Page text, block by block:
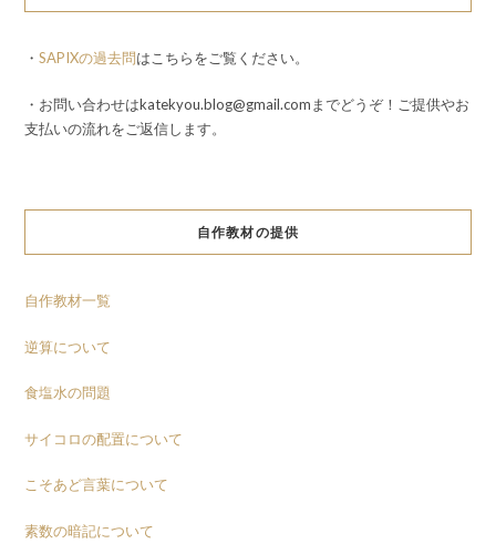
・ SAPIXの過去問はこちらをご覧ください。
・お問い合わせはkatekyou.blog@gmail.comまでどうぞ！ご提供やお
支払いの流れをご返信します。
自作教材の提供
自作教材一覧
逆算について
食塩水の問題
サイコロの配置について
こそあど言葉について
素数の暗記について